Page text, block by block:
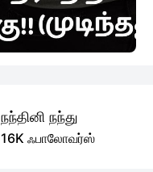
நந்தினி நந்து
16K ஃபாலோவர்ஸ்